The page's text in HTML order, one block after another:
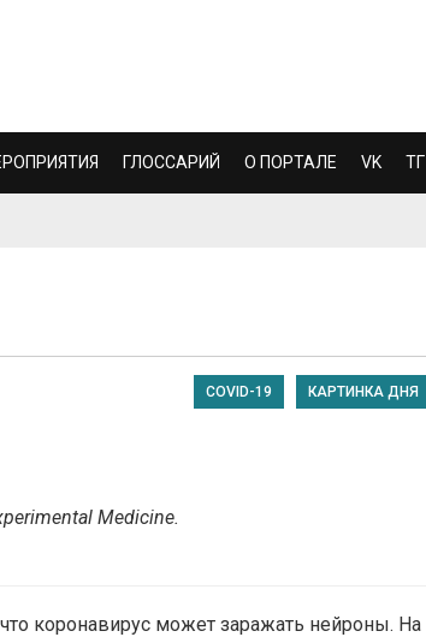
ГЛОССАРИЙ О ПОРТАЛЕ VK ТГ
COVID-19 КАРТИНКА ДНЯ
Medicine.
коронавирус может заражать нейроны. На